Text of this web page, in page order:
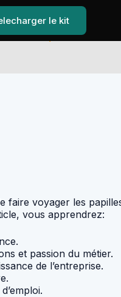
voyager les
vous apprendrez:
et passion du métier.
de l’entreprise.
le kit